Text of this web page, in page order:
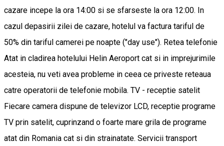
cazare incepe la ora 14:00 si se sfarseste la ora 12:00. In
cazul depasirii zilei de cazare, hotelul va factura tariful de
50% din tariful camerei pe noapte ("day use"). Retea telefonie
Atat in cladirea hotelului Helin Aeroport cat si in imprejurimile
acesteia, nu veti avea probleme in ceea ce priveste reteaua
catre operatorii de telefonie mobila. TV - receptie satelit
Fiecare camera dispune de televizor LCD, receptie programe
TV prin satelit, cuprinzand o foarte mare grila de programe
atat din Romania cat si din strainatate. Servicii transport